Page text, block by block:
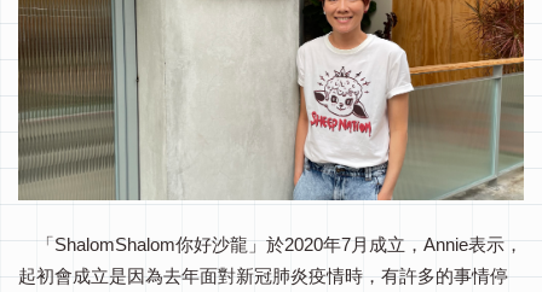
「ShalomShalom你好沙龍」於2020年7月成立，Annie表示，
起初會成立是因為去年面對新冠肺炎疫情時，有許多的事情停